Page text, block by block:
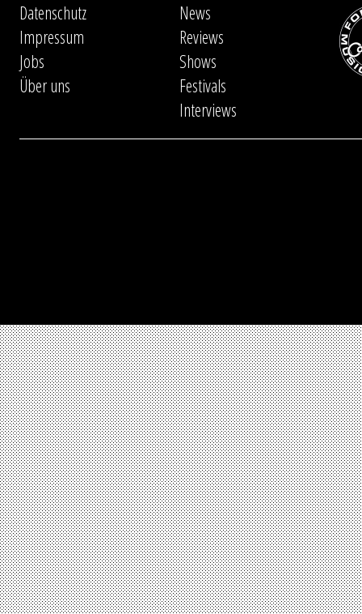
Datenschutz
Impressum
Jobs
Über uns
News
Reviews
Shows
Festivals
Interviews